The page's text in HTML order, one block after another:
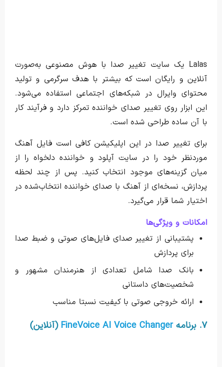
Lalas یک سایت تغییر صدا با هوش مصنوعی به‌صورت
آنلاین و رایگان است که بیشتر با هدف سرگرمی و تولید
محتوای وایرال در شبکه‌های اجتماعی استفاده می‌شود.
این ابزار روی تغییر صدای خواننده تمرکز دارد و فرآیند کار
با آن ساده طراحی شده است.
برای تغییر صدا در این اپلیکیشن کافی است فایل آهنگ
موردنظر خود را در سایت آپلود و خواننده دلخواه را از
میان گزینه‌های موجود انتخاب کنید. پس از چند لحظه
پردازش، نسخه‌ای از آهنگ با صدای خواننده انتخاب‌شده در
اختیار شما قرار می‌گیرد.
امکانات و ویژگی‌ها
پشتیبانی از تغییر صدای فایل‌های صوتی و ضبط صدا
برای پردازش
بانک صدا شامل تعدادی از هنرمندان مشهور و
شخصیت‌های داستانی
ارائه خروجی صوتی با کیفیت نسبتا مناسب
۷. برنامه FineVoice AI Voice Changer (آنلاین)